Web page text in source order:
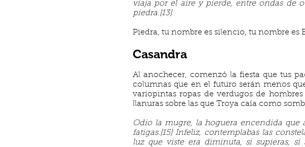
viaja por el aire y pierde, entre ondas de
piedra.[13]
Piedra, tu nombre es silencio, tu nombre es
Casandra
Al anochecer, comenzó la fiesta que tus
columnas que en el futuro serán menos
variopintas ropas de verdugos de
llanuras sobre las que Troya caía como
Odio la mugre, la hoguera encendida
fatigas.[15] Infeliz, contemplabas las
luz que viste era diminuta, si supieras, si